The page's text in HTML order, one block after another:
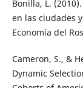
Bonilla, L.
en las ciudades
Economía del
Cameron, S., &
Dynamic